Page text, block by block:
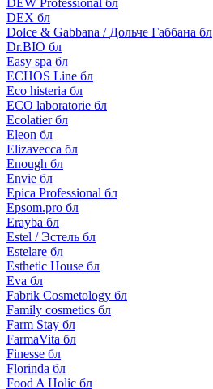
DEW Professional бл
DEX бл
Dolce & Gabbana / Дольче Габбана бл
Dr.BIO бл
Easy spa бл
ECHOS Line бл
Eco histeria бл
ECO laboratorie бл
Ecolatier бл
Eleon бл
Elizavecca бл
Enough бл
Envie бл
Epica Professional бл
Epsom.pro бл
Erayba бл
Estel / Эстель бл
Estelare бл
Esthetic House бл
Eva бл
Fabrik Cosmetology бл
Family cosmetics бл
Farm Stay бл
FarmaVita бл
Finesse бл
Florinda бл
Food A Holic бл